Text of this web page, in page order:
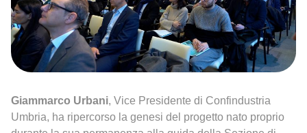
Giammarco Urbani, Vice Presidente di Confindustria
Umbria, ha ripercorso la genesi del progetto nato proprio